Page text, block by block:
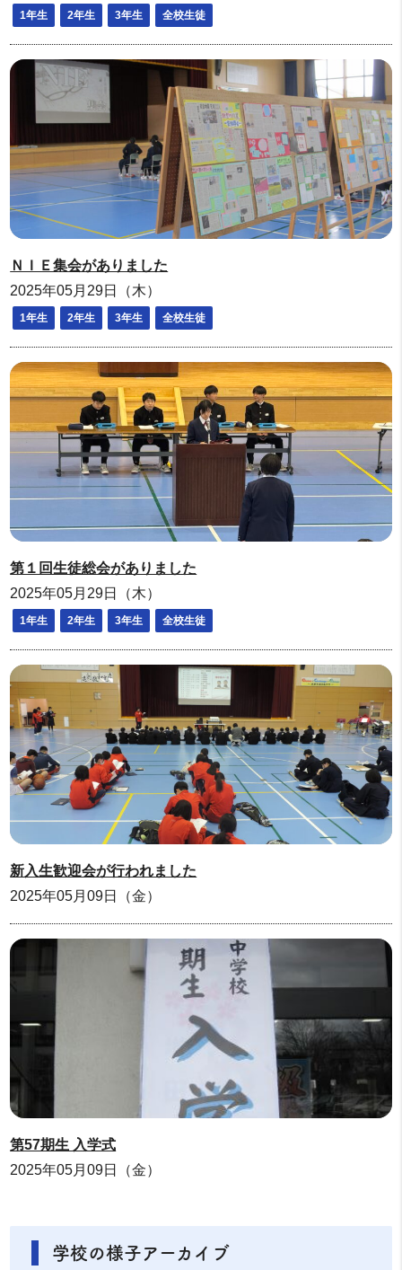
1年生 2年生 3年生 全校生徒
ＮＩＥ集会がありました
2025年05月29日（木）
1年生 2年生 3年生 全校生徒
第１回生徒総会がありました
2025年05月29日（木）
1年生 2年生 3年生 全校生徒
新入生歓迎会が行われました
2025年05月09日（金）
第57期生 入学式
2025年05月09日（金）
学校の様子アーカイブ